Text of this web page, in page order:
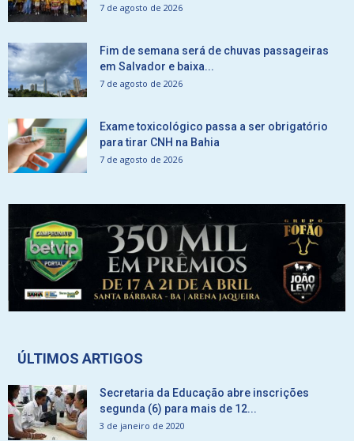
7 de agosto de 2026
Fim de semana será de chuvas passageiras
em Salvador e baixa...
7 de agosto de 2026
Exame toxicológico passa a ser obrigatório
para tirar CNH na Bahia
7 de agosto de 2026
ÚLTIMOS ARTIGOS
Secretaria da Educação abre inscrições
segunda (6) para mais de 12...
3 de janeiro de 2020